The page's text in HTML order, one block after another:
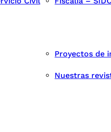
Proyectos de
Nuestras